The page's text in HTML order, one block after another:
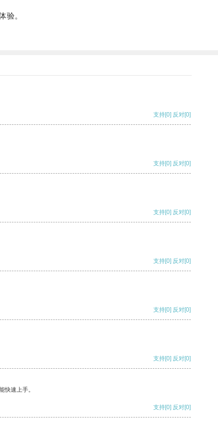
验。
支持[0] 反对[0]
支持[0] 反对[0]
支持[0] 反对[0]
支持[0] 反对[0]
支持[0] 反对[0]
支持[0] 反对[0]
快速上手。
支持[0] 反对[0]